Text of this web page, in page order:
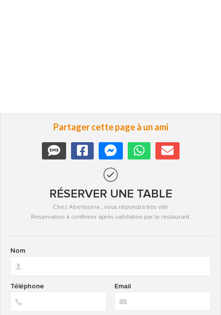
Partager cette page à un ami
RÉSERVER UNE TABLE
Chez Abehssera , vous répondra très vite
Réservation à confirmer après validation par le restaurant.
Nom
Email
Téléphone